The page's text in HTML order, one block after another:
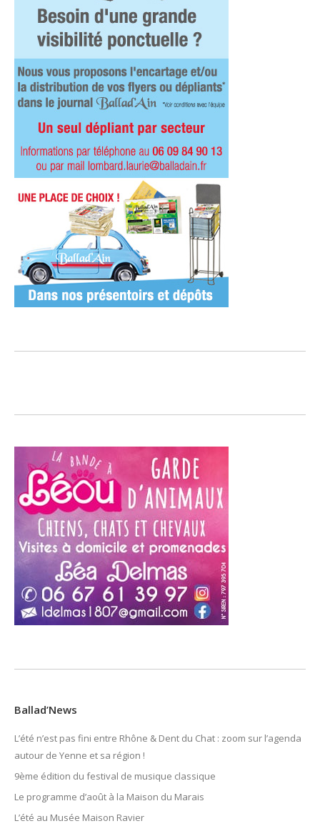
Ballad’News
L’été n’est pas fini entre Rhône & Dent du Chat : zoom sur l’agenda
autour de Yenne et sa région !
9ème édition du festival de musique classique
Le programme d’août à la Maison du Marais
L’été au Musée Maison Ravier